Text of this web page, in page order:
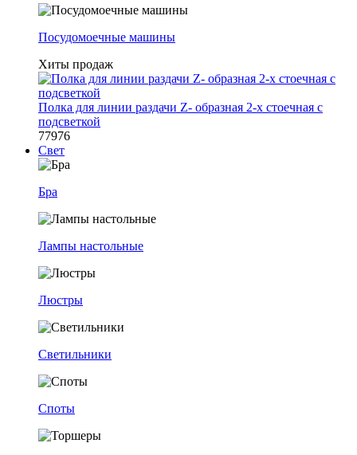
Посудомоечные машины
Хиты продаж
Полка для линии раздачи Z- образная 2-х стоечная с
подсветкой
77976
Свет
Бра
Лампы настольные
Люстры
Светильники
Споты